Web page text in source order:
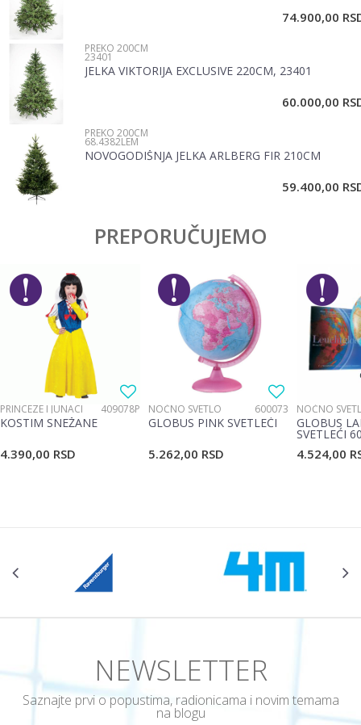
Poruka
74.900,00
PREKO 200CM
23401
JELKA VIKTORIJA EXCLUSIVE 220CM, 23401
60.000,00
PREKO 200CM
68.4382LEM
NOVOGODIŠNJA JELKA ARLBERG FIR 210CM
59.400,00
PREPORUČUJEMO
PRINCEZE I JUNACI 409078P
KOSTIM SNEŽANE
4.390,00 RSD
NOĆNO SVETLO 600073
GLOBUS PINK SVETLEĆI
5.262,00 RSD
NOĆNO
GLOBUS
SVETLEĆI
4.524,00
NEWSLETTER
Saznajte prvi o popustima, radionicama i novim temama
na blogu